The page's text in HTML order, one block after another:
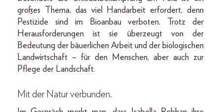
großes Thema, das viel Handarbeit erfordert, denn
Pestizide sind im Bioanbau verboten. Trotz der
Herausforderungen ist sie überzeugt von der
Bedeutung der bäuerlichen Arbeit und der biologischen
Landwirtschaft – für den Menschen, aber auch zur
Pflege der Landschaft.
Mit der Natur verbunden.